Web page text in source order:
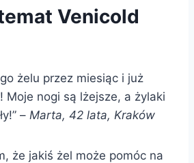
Venicold
żelu przez miesiąc i już
Moje nogi są lżejsze, a żylaki
– Marta, 42 lata, Kraków
że jakiś żel może pomóc na